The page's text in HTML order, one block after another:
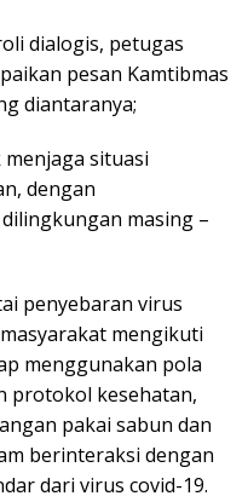
dialogis, petugas
pesan Kamtibmas
diantaranya;
situasi
dengan
masing –
penyebaran virus
mengikuti
menggunakan pola
protokol kesehatan,
pakai sabun dan
berinteraksi dengan
dari virus covid-19.